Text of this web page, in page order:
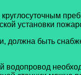
установки
быть
водопровод